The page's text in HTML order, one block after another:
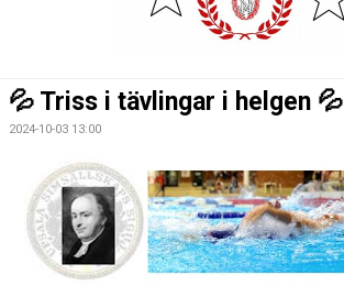
STYRELSEN
BILDGALLERI
FJÄRRANHÖJDERBADET
HARNÄSBADET
💦 Triss i tävlingar i helgen 💦
2024-10-03 13:00